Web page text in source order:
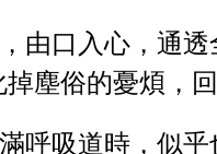
由口入心，通
塵俗的憂煩，
呼吸道時，似